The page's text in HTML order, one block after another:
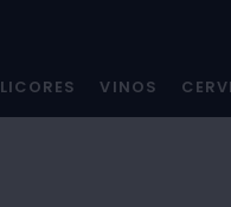
LICORES VINOS